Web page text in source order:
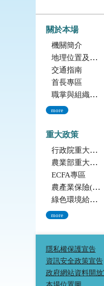
關於本場
機關簡介
地理位置及農業環境
交通指南
首長專區
職掌與組織編制
more
重大政策
行政院重大政策(連結至行政院)
農業部重大政策(連結至農業部)
ECFA專區
農產業保險(連結至農糧署)
綠色環境給付計畫(連結至農糧署)
more
隱私權保護宣告
資訊安全政策宣告
政府網站資料開